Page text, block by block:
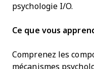
psychologie I/O.
Ce que vous
Comprenez les
mécanismes